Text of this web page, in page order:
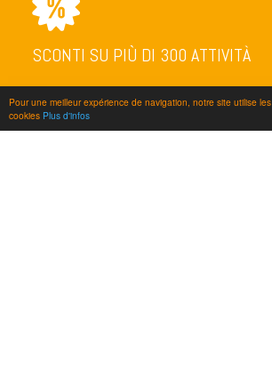
Pour une meilleur expérience de navigation, notre site utilise les
cookies Plus d'infos
SCONTI SU PIÙ DI 300 ATTIVITÀ